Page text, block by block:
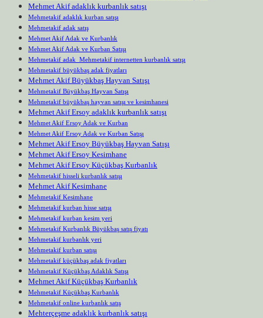
Mehmet Akif adaklık kurbanlık satışı
Mehmetakif adaklık kurban satışı
Mehmetakif adak satış
Mehmet Akif Adak ve Kurbanlık
Mehmet Akif Adak ve Kurban Satışı
Mehmetakif adak Mehmetakif internetten kurbanlık satışı
Mehmetakif büyükbaş adak fiyatları
Mehmet Akif Büyükbaş Hayvan Satışı
Mehmetakif Büyükbaş Hayvan Satışı
Mehmetakif büyükbaş hayvan satışı ve kesimhanesi
Mehmet Akif Ersoy adaklık kurbanlık satışı
Mehmet Akif Ersoy Adak ve Kurban
Mehmet Akif Ersoy Adak ve Kurban Satışı
Mehmet Akif Ersoy Büyükbaş Hayvan Satışı
Mehmet Akif Ersoy Kesimhane
Mehmet Akif Ersoy Küçükbaş Kurbanlık
Mehmetakif hisseli kurbanlık satışı
Mehmet Akif Kesimhane
Mehmetakif Kesimhane
Mehmetakif kurban hisse satışı
Mehmetakif kurban kesim yeri
Mehmetakif Kurbanlık Büyükbaş satış fiyatı
Mehmetakif kurbanlık yeri
Mehmetakif kurban satışı
Mehmetakif küçükbaş adak fiyatları
Mehmetakif Küçükbaş Adaklık Satışı
Mehmet Akif Küçükbaş Kurbanlık
Mehmetakif Küçükbaş Kurbanlık
Mehmetakif online kurbanlık satış
Mehterçeşme adaklık kurbanlık satışı